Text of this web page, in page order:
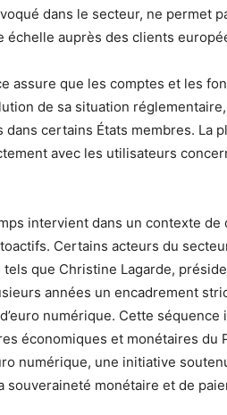
dans le secteur, ne permet
échelle auprès des clients
assure que les comptes et les
de sa situation
certains États membres. La
avec les utilisateurs
intervient dans un contexte
Certains acteurs du
que Christine Lagarde,
années un encadrement
numérique. Cette séquence
économiques et monétaires du
numérique, une initiative
souveraineté monétaire et de